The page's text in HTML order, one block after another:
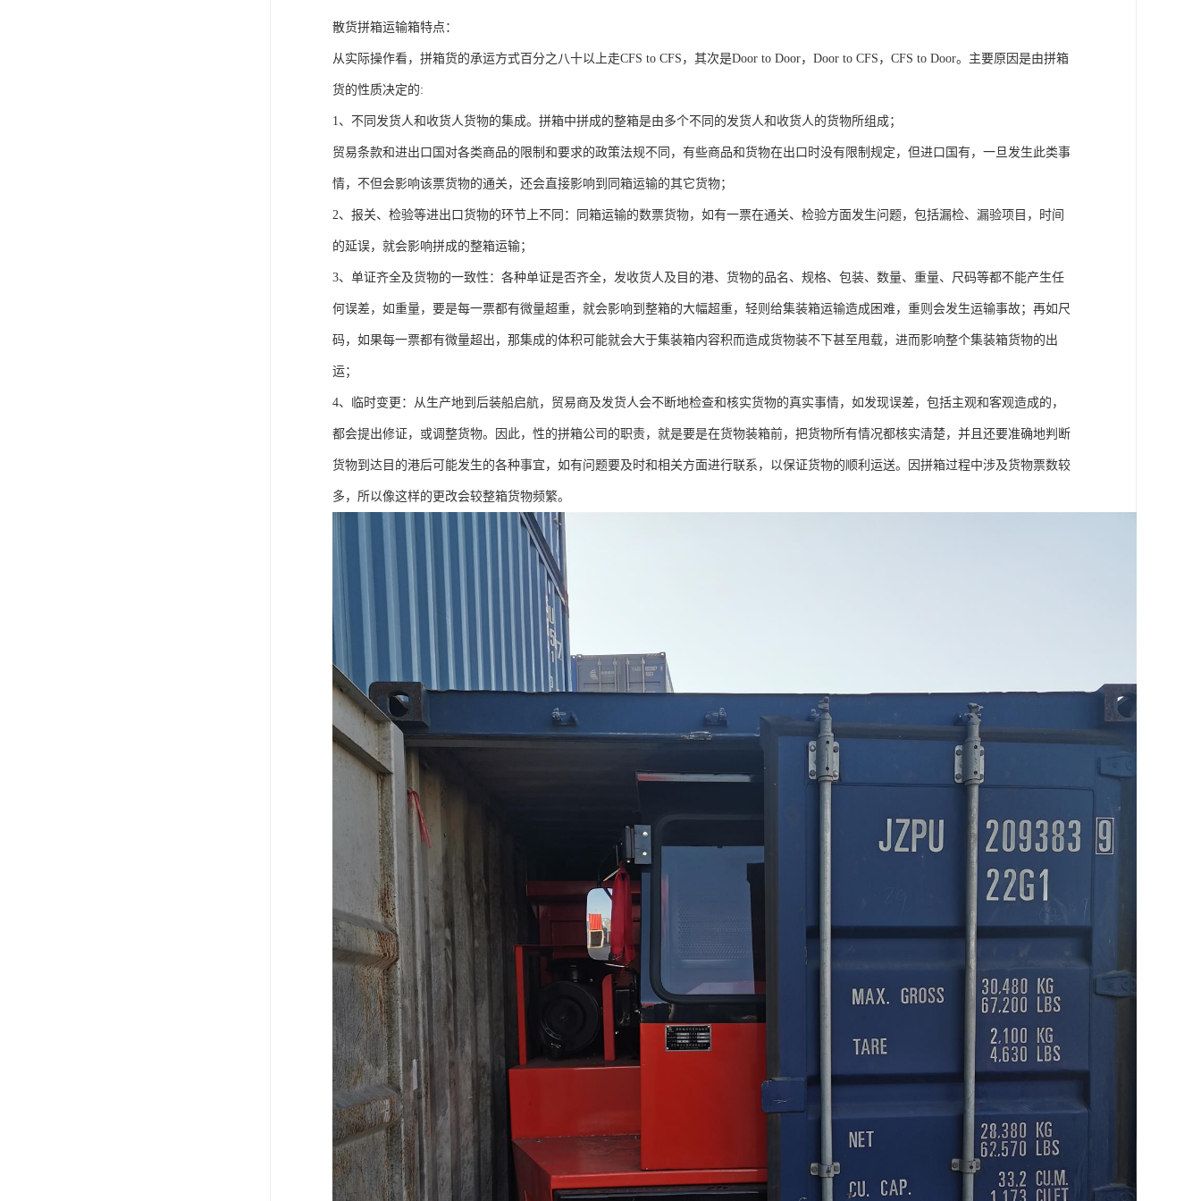
散货拼箱运输箱特点：
从实际操作看，拼箱货的承运方式百分之八十以上走CFS to CFS，其次是Door to Door，Door to CFS，CFS to Door。主要原因是由拼箱
货的性质决定的:
1、不同发货人和收货人货物的集成。拼箱中拼成的整箱是由多个不同的发货人和收货人的货物所组成；
贸易条款和进出口国对各类商品的限制和要求的政策法规不同，有些商品和货物在出口时没有限制规定，但进口国有，一旦发生此类事
情，不但会影响该票货物的通关，还会直接影响到同箱运输的其它货物；
2、报关、检验等进出口货物的环节上不同：同箱运输的数票货物，如有一票在通关、检验方面发生问题，包括漏检、漏验项目，时间
的延误，就会影响拼成的整箱运输；
3、单证齐全及货物的一致性：各种单证是否齐全，发收货人及目的港、货物的品名、规格、包装、数量、重量、尺码等都不能产生任
何误差，如重量，要是每一票都有微量超重，就会影响到整箱的大幅超重，轻则给集装箱运输造成困难，重则会发生运输事故；再如尺
码，如果每一票都有微量超出，那集成的体积可能就会大于集装箱内容积而造成货物装不下甚至甩载，进而影响整个集装箱货物的出
运；
4、临时变更：从生产地到后装船启航，贸易商及发货人会不断地检查和核实货物的真实事情，如发现误差，包括主观和客观造成的，
都会提出修证，或调整货物。因此，性的拼箱公司的职责，就是要是在货物装箱前，把货物所有情况都核实清楚，并且还要准确地判断
货物到达目的港后可能发生的各种事宜，如有问题要及时和相关方面进行联系，以保证货物的顺利运送。因拼箱过程中涉及货物票数较
多，所以像这样的更改会较整箱货物频繁。